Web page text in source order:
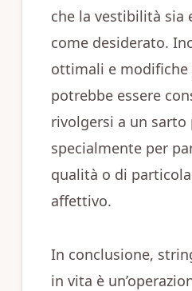
che la vestibilità sia
come desiderato.
ottimali e modifiche
potrebbe essere
rivolgersi a un sarto
specialmente per
qualità o di
affettivo.
In conclusione,
in vita è